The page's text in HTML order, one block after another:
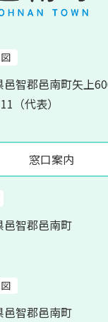
邑智郡邑南町矢上
（代表）
窓口案内
邑智郡邑南町
邑智郡邑南町